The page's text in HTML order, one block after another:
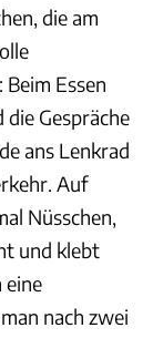
die am
Essen
Gespräche
ans Lenkrad
Auf
Nüsschen,
und klebt
eine
nach zwei